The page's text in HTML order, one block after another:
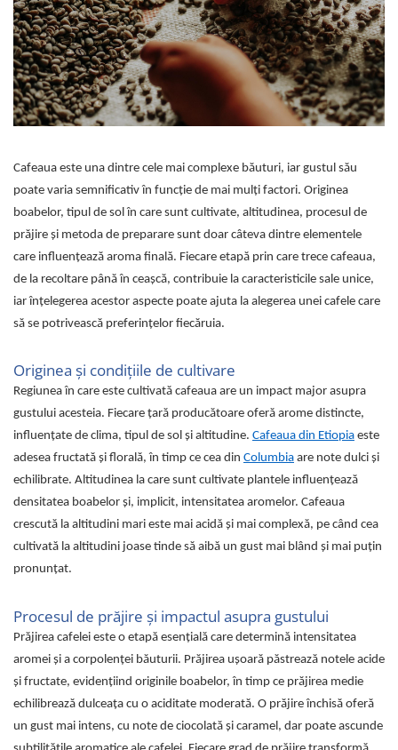
Cafea boabe Vergnano
Cafea boabe Segafredo
Cafea boabe Julius Meinl
Cafea boabe 1kg
Cafea boabe verde
Cafea de specialitate
Cafea proaspat prajita
Cafea Etiopia
Cafea Columbia
Cafea Brazilia
Cafea Guatemala
Cafea Costa Rica
Cafea Rwanda
Cafea Instant
Capsule de Cafea
Cafea macinata
Sistem de zahar si paleta
Tastaturi si butoane
Cafeaua este una dintre cele mai complexe băuturi, iar gustul său
poate varia semnificativ în funcție de mai mulți factori. Originea
boabelor, tipul de sol în care sunt cultivate, altitudinea, procesul de
prăjire și metoda de preparare sunt doar câteva dintre elementele
care influențează aroma finală. Fiecare etapă prin care trece cafeaua,
de la recoltare până în ceașcă, contribuie la caracteristicile sale unice,
iar înțelegerea acestor aspecte poate ajuta la alegerea unei cafele care
să se potrivească preferințelor fiecăruia.
Originea și condițiile de cultivare
Regiunea în care este cultivată cafeaua are un impact major asupra
gustului acesteia. Fiecare țară producătoare oferă arome distincte,
influențate de clima, tipul de sol și altitudine. Cafeaua din Etiopia este
adesea fructată și florală, în timp ce cea din Columbia are note dulci și
echilibrate. Altitudinea la care sunt cultivate plantele influențează
densitatea boabelor și, implicit, intensitatea aromelor. Cafeaua
crescută la altitudini mari este mai acidă și mai complexă, pe când cea
cultivată la altitudini joase tinde să aibă un gust mai blând și mai puțin
pronunțat.
Procesul de prăjire și impactul asupra gustului
Prăjirea cafelei este o etapă esențială care determină intensitatea
aromei și a corpolenței băuturii. Prăjirea ușoară păstrează notele acide
și fructate, evidențiind originile boabelor, în timp ce prăjirea medie
echilibrează dulceața cu o aciditate moderată. O prăjire închisă oferă
un gust mai intens, cu note de ciocolată și caramel, dar poate ascunde